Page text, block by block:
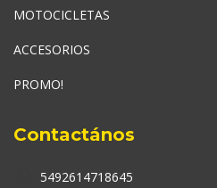
MOTOCICLETAS
ACCESORIOS
PROMO!
Contactános
5492614718645